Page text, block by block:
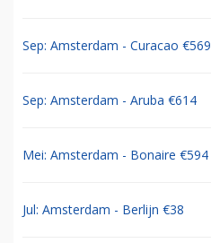
Sep: Amsterdam - Curacao €569
Sep: Amsterdam - Aruba €614
Mei: Amsterdam - Bonaire €594
Jul: Amsterdam - Berlijn €38